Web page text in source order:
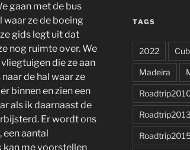
gaan met de bus
waar ze de boeing
gids legt uit dat
nog ruimte over. We
die ze aan
de hal waar ze
binnen en zien een
als ik daarnaast de
Er wordt ons
aantal
kan me voorstellen
TAGS
2022
Madeira
Roadtrip2013